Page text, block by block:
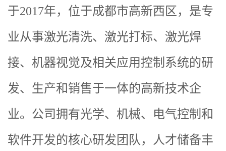
于2017年，位于成都市高新西区，是专
业从事激光清洗、激光打标、激光焊
接、机器视觉及相关应用控制系统的研
发、生产和销售于一体的高新技术企
业。公司拥有光学、机械、电气控制和
软件开发的核心研发团队，人才储备丰